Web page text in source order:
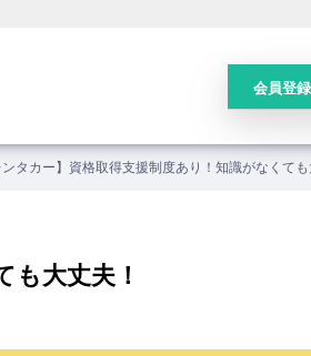
会員登録
ンタカー】資格取得支援制度あり！知識がなくても
も大丈夫！